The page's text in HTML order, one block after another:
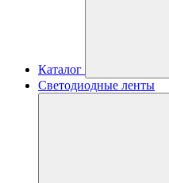
Каталог
Светодиодные ленты